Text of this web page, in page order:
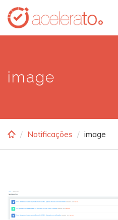
Skip
main
image
Notificações image